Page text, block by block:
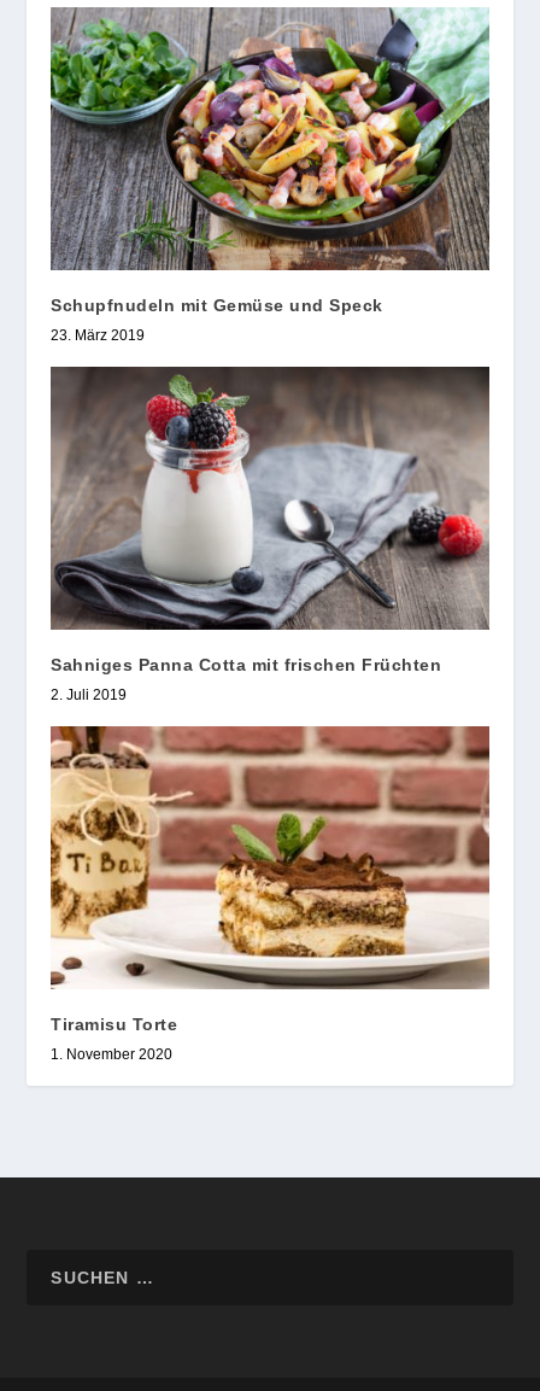
Schupfnudeln mit Gemüse und Speck
23. März 2019
Sahniges Panna Cotta mit frischen Früchten
2. Juli 2019
Tiramisu Torte
1. November 2020